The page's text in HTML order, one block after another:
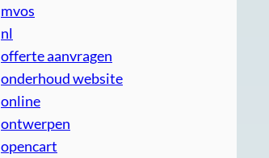
mvos
nl
offerte aanvragen
onderhoud website
online
ontwerpen
opencart